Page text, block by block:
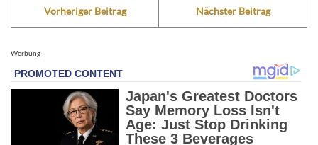
Vorheriger Beitrag Nächster Beitrag
Werbung